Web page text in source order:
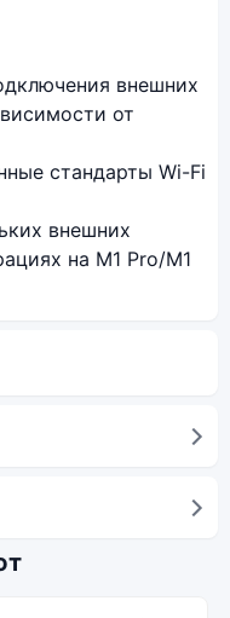
внешних
от
стандарты Wi-Fi
внешних
на M1 Pro/M1